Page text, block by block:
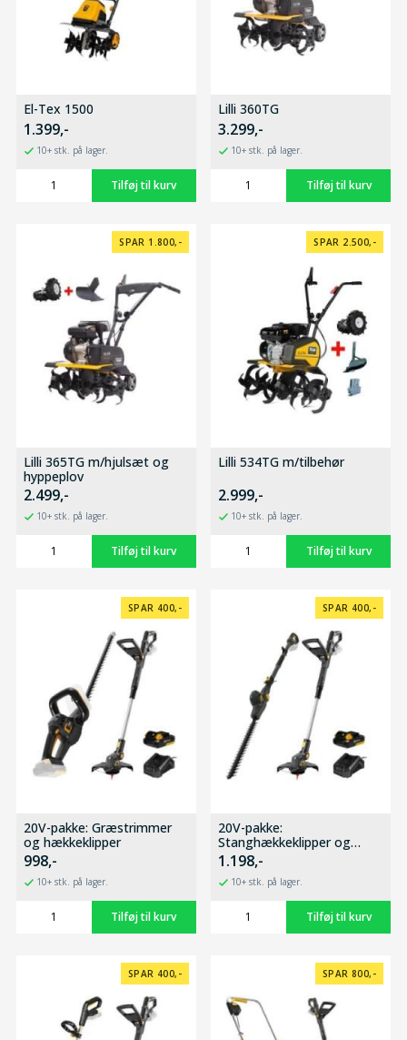
El-Tex 1500
1.399,-
10+ stk. på lager.
Lilli 360TG
3.299,-
10+ stk. på lager.
SPAR 1.800,-
Lilli 365TG m/hjulsæt og
hyppeplov
2.499,-
10+ stk. på lager.
SPAR 2.500,-
Lilli 534TG m/tilbehør
2.999,-
10+ stk. på lager.
SPAR 400,-
20V-pakke: Græstrimmer
og hækkeklipper
998,-
10+ stk. på lager.
SPAR 400,-
20V-pakke:
Stanghækkeklipper og
græstrimmer
1.198,-
10+ stk. på lager.
SPAR 400,- SPAR 800,-